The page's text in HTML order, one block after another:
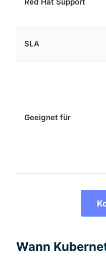
SLA
Geeignet für
Wann